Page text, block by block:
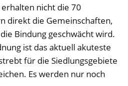
nicht die 70
direkt die Gemeinschaften,
Bindung geschwächt wird.
ist das aktuell akuteste
für die Siedlungsgebiete
Es werden nur noch